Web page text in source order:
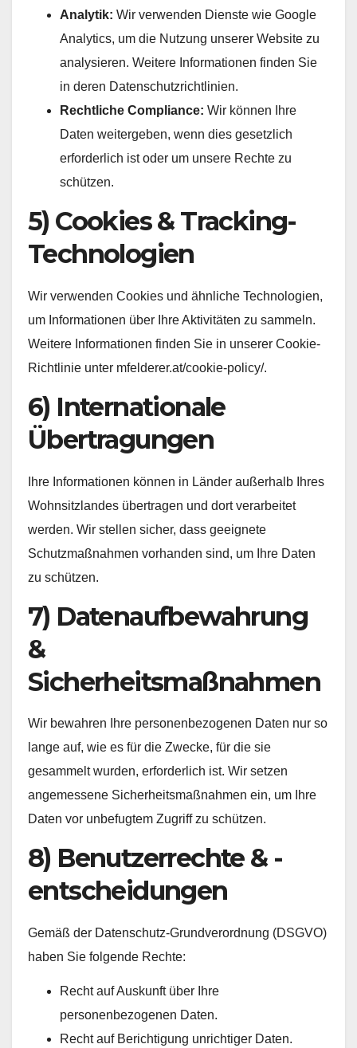
Analytik: Wir verwenden Dienste wie Google
Analytics, um die Nutzung unserer Website zu
analysieren. Weitere Informationen finden Sie
in deren Datenschutzrichtlinien.
Rechtliche Compliance: Wir können Ihre
Daten weitergeben, wenn dies gesetzlich
erforderlich ist oder um unsere Rechte zu
schützen.
5) Cookies & Tracking-
Technologien
Wir verwenden Cookies und ähnliche Technologien,
um Informationen über Ihre Aktivitäten zu sammeln.
Weitere Informationen finden Sie in unserer Cookie-
Richtlinie unter mfelderer.at/cookie-policy/.
6) Internationale
Übertragungen
Ihre Informationen können in Länder außerhalb Ihres
Wohnsitzlandes übertragen und dort verarbeitet
werden. Wir stellen sicher, dass geeignete
Schutzmaßnahmen vorhanden sind, um Ihre Daten
zu schützen.
7) Datenaufbewahrung
&
Sicherheitsmaßnahmen
Wir bewahren Ihre personenbezogenen Daten nur so
lange auf, wie es für die Zwecke, für die sie
gesammelt wurden, erforderlich ist. Wir setzen
angemessene Sicherheitsmaßnahmen ein, um Ihre
Daten vor unbefugtem Zugriff zu schützen.
8) Benutzerrechte & -
entscheidungen
Gemäß der Datenschutz-Grundverordnung (DSGVO)
haben Sie folgende Rechte:
Recht auf Auskunft über Ihre
personenbezogenen Daten.
Recht auf Berichtigung unrichtiger Daten.